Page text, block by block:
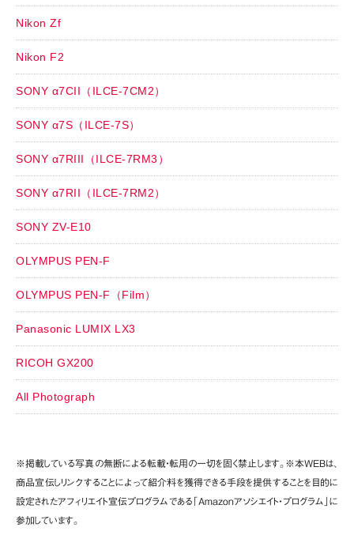
Nikon Zf
Nikon F2
SONY α7CII（ILCE-7CM2）
SONY α7S（ILCE-7S）
SONY α7RIII（ILCE-7RM3）
SONY α7RII（ILCE-7RM2）
SONY ZV-E10
OLYMPUS PEN-F
OLYMPUS PEN-F（Film）
Panasonic LUMIX LX3
RICOH GX200
All Photograph
※掲載している写真の無断による転載・転用の一切を固く禁止します。※本WEBは、
商品宣伝しリンクすることによって紹介料を獲得できる手段を提供することを目的に
設定されたアフィリエイト宣伝プログラムである「Amazonアソシエイト・プログラム」に
参加しています。